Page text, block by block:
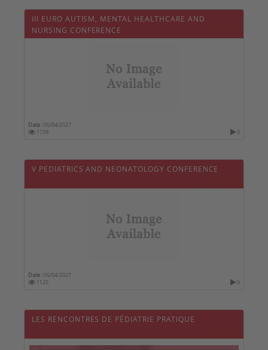
III EURO AUTISM, MENTAL HEALTHCARE AND
NURSING CONFERENCE
Date :05/04/2027
1739
0
V PEDIATRICS AND NEONATOLOGY CONFERENCE
Date :05/04/2027
1125
0
LES RENCONTRES DE PÉDIATRIE PRATIQUE